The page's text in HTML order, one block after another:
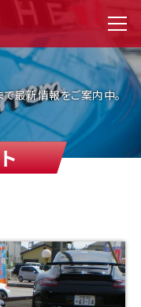
（ウィズ） menu
最新情報をご案内中。